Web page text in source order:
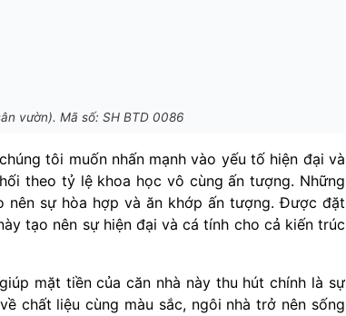
vườn). Mã số: SH BTD 0086
tôi muốn nhấn mạnh vào yếu tố hiện đại và
theo tỷ lệ khoa học vô cùng ấn tượng. Những
nên sự hòa hợp và ăn khớp ấn tượng. Được đặt
tạo nên sự hiện đại và cá tính cho cả kiến trúc
mặt tiền của căn nhà này thu hút chính là sự
chất liệu cùng màu sắc, ngôi nhà trở nên sống